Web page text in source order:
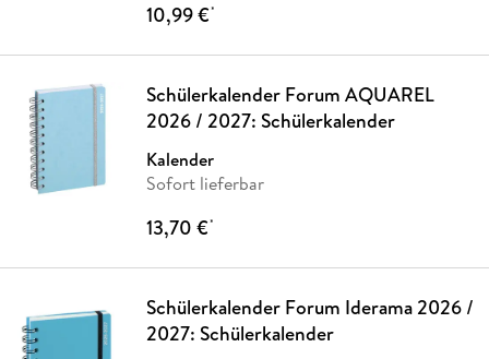
10,99 €*
Schülerkalender Forum AQUAREL
2026 / 2027: Schülerkalender
Kalender
Sofort lieferbar
13,70 €*
Schülerkalender Forum Iderama 2026 /
2027: Schülerkalender